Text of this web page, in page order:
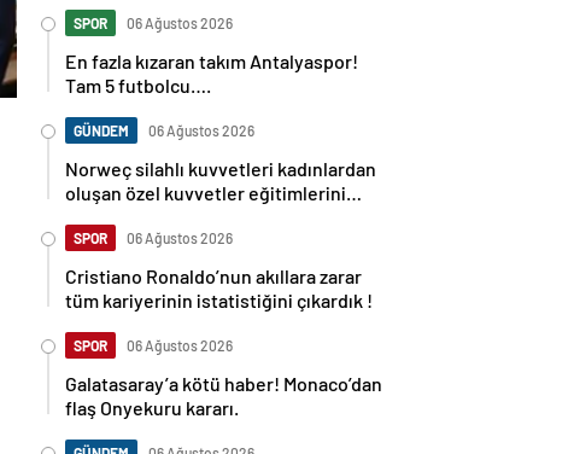
SPOR 06 Ağustos 2026
En fazla kızaran takım Antalyaspor!
Tam 5 futbolcu….
GÜNDEM 06 Ağustos 2026
Norweç silahlı kuvvetleri kadınlardan
oluşan özel kuvvetler eğitimlerini
SPOR 06 Ağustos 2026
Cristiano Ronaldo’nun akıllara zarar
tüm kariyerinin istatistiğini çıkardık !
SPOR 06 Ağustos 2026
Galatasaray’a kötü haber! Monaco’dan
flaş Onyekuru kararı.